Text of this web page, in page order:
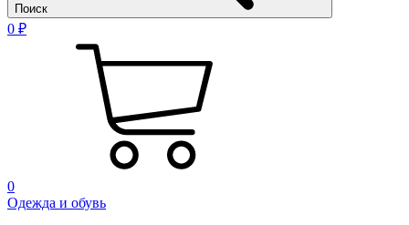
Поиск
0 ₽
0
Одежда и обувь